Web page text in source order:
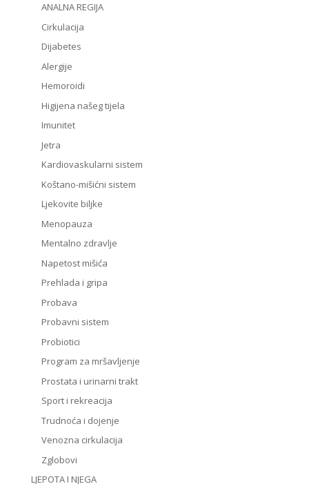
ANALNA REGIJA
Cirkulacija
Dijabetes
Alergije
Hemoroidi
Higijena našeg tijela
Imunitet
Jetra
Kardiovaskularni sistem
Koštano-mišićni sistem
Ljekovite biljke
Menopauza
Mentalno zdravlje
Napetost mišića
Prehlada i gripa
Probava
Probavni sistem
Probiotici
Program za mršavljenje
Prostata i urinarni trakt
Sport i rekreacija
Trudnoća i dojenje
Venozna cirkulacija
Zglobovi
LJEPOTA I NJEGA